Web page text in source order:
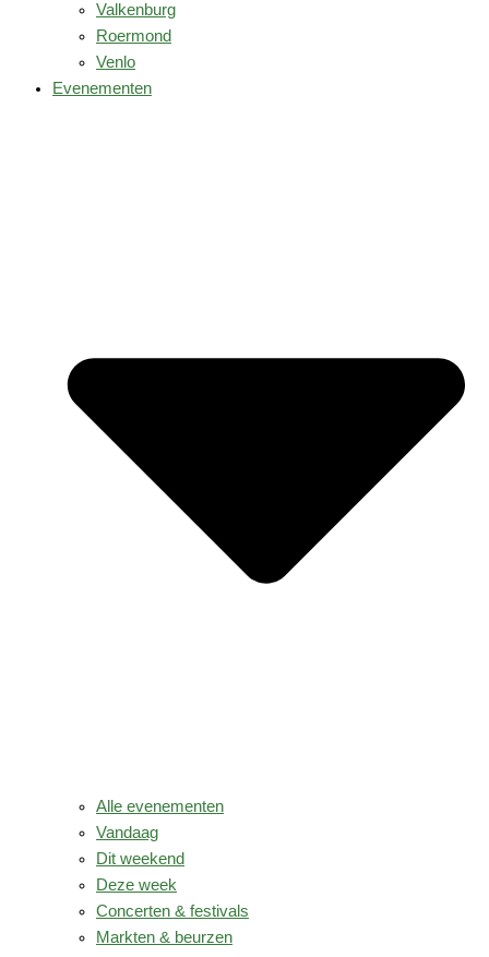
Valkenburg
Roermond
Venlo
Evenementen
Alle evenementen
Vandaag
Dit weekend
Deze week
Concerten & festivals
Markten & beurzen